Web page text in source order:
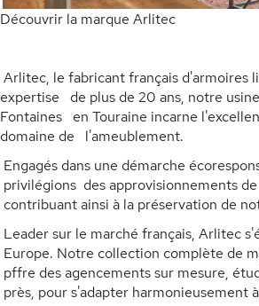
Découvrir la marque Arlitec
Arlitec, le fabricant français d'armoires
expertise de plus de 20 ans, notre
Fontaines en Touraine incarne
domaine de l'ameublement.
Engagés dans une démarche
privilégions des approvisionnements
contribuant ainsi à la préservation de
Leader sur le marché français, Arlitec
Europe. Notre collection complète de
pffre des agencements sur mesure,
près, pour s'adapter harmonieusement